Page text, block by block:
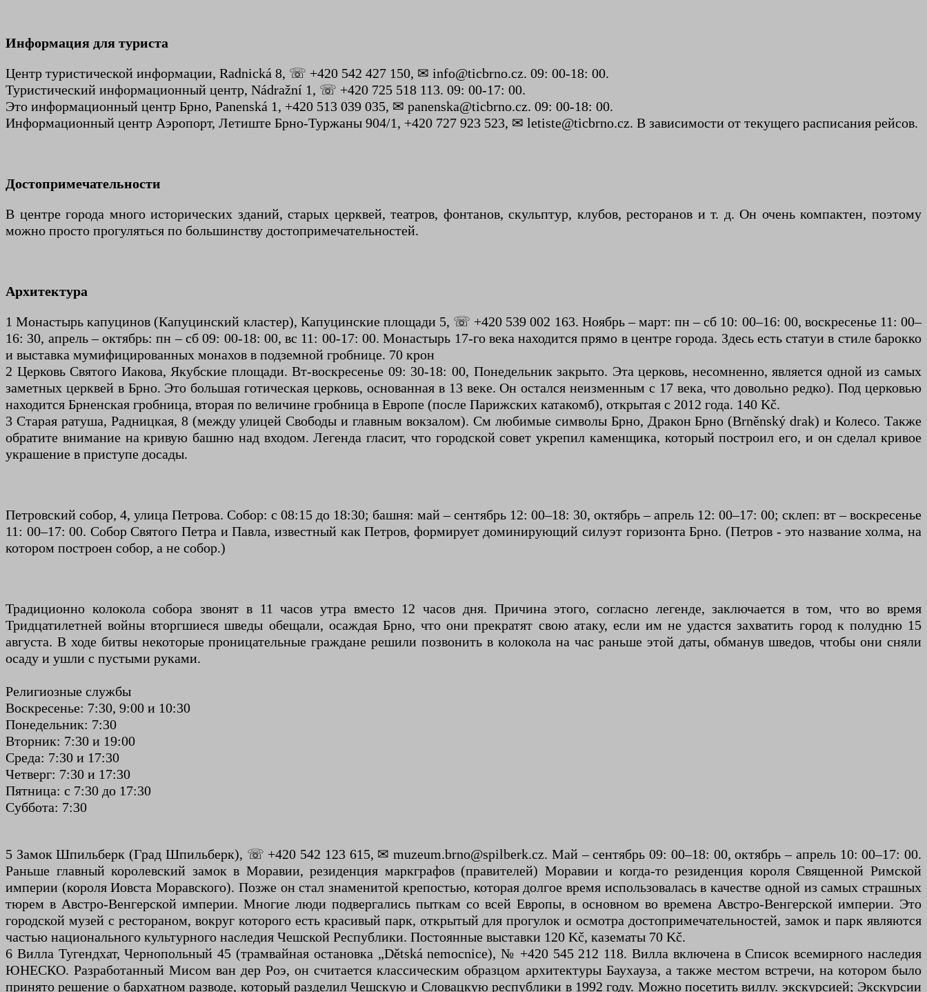
Информация для туриста
Центр туристической информации, Radnická 8, ☏ +420 542 427 150, ✉ info@ticbrno.cz. 09: 00-18: 00.
Туристический информационный центр, Nádražní 1, ☏ +420 725 518 113. 09: 00-17: 00.
Это информационный центр Брно, Panenská 1, +420 513 039 035, ✉ panenska@ticbrno.cz. 09: 00-18: 00.
Информационный центр Аэропорт, Летиште Брно-Туржаны 904/1, +420 727 923 523, ✉ letiste@ticbrno.cz. В зависимости от текущего расписания рейсов.
Достопримечательности
В центре города много исторических зданий, старых церквей, театров, фонтанов, скульптур, клубов, ресторанов и т. д. Он очень компактен, поэтому
можно просто прогуляться по большинству достопримечательностей.
Архитектура
1 Монастырь капуцинов (Капуцинский кластер), Капуцинские площади 5, ☏ +420 539 002 163. Ноябрь – март: пн – сб 10: 00–16: 00, воскресенье 11: 00–
16: 30, апрель – октябрь: пн – сб 09: 00-18: 00, вс 11: 00-17: 00. Монастырь 17-го века находится прямо в центре города. Здесь есть статуи в стиле барокко
и выставка мумифицированных монахов в подземной гробнице. 70 крон
2 Церковь Святого Иакова, Якубские площади. Вт-воскресенье 09: 30-18: 00, Понедельник закрыто. Эта церковь, несомненно, является одной из самых
заметных церквей в Брно. Это большая готическая церковь, основанная в 13 веке. Он остался неизменным с 17 века, что довольно редко). Под церковью
находится Брненская гробница, вторая по величине гробница в Европе (после Парижских катакомб), открытая с 2012 года. 140 Kč.
3 Старая ратуша, Радницкая, 8 (между улицей Свободы и главным вокзалом). См любимые символы Брно, Дракон Брно (Brněnský drak) и Колесо. Также
обратите внимание на кривую башню над входом. Легенда гласит, что городской совет укрепил каменщика, который построил его, и он сделал кривое
украшение в приступе досады.
Петровский собор, 4, улица Петрова. Собор: с 08:15 до 18:30; башня: май – сентябрь 12: 00–18: 30, октябрь – апрель 12: 00–17: 00; склеп: вт – воскресенье
11: 00–17: 00. Собор Святого Петра и Павла, известный как Петров, формирует доминирующий силуэт горизонта Брно. (Петров - это название холма, на
котором построен собор, а не собор.)
Традиционно колокола собора звонят в 11 часов утра вместо 12 часов дня. Причина этого, согласно легенде, заключается в том, что во время
Тридцатилетней войны вторгшиеся шведы обещали, осаждая Брно, что они прекратят свою атаку, если им не удастся захватить город к полудню 15
августа. В ходе битвы некоторые проницательные граждане решили позвонить в колокола на час раньше этой даты, обманув шведов, чтобы они сняли
осаду и ушли с пустыми руками.
Религиозные службы
Воскресенье: 7:30, 9:00 и 10:30
Понедельник: 7:30
Вторник: 7:30 и 19:00
Среда: 7:30 и 17:30
Четверг: 7:30 и 17:30
Пятница: с 7:30 до 17:30
Суббота: 7:30
5 Замок Шпильберк (Град Шпильберк), ☏ +420 542 123 615, ✉ muzeum.brno@spilberk.cz. Май – сентябрь 09: 00–18: 00, октябрь – апрель 10: 00–17: 00.
Раньше главный королевский замок в Моравии, резиденция маркграфов (правителей) Моравии и когда-то резиденция короля Священной Римской
империи (короля Иовста Моравского). Позже он стал знаменитой крепостью, которая долгое время использовалась в качестве одной из самых страшных
тюрем в Австро-Венгерской империи. Многие люди подвергались пыткам со всей Европы, в основном во времена Австро-Венгерской империи. Это
городской музей с рестораном, вокруг которого есть красивый парк, открытый для прогулок и осмотра достопримечательностей, замок и парк являются
частью национального культурного наследия Чешской Республики. Постоянные выставки 120 Kč, казематы 70 Kč.
6 Вилла Тугендхат, Чернопольный 45 (трамвайная остановка „Dětská nemocnice), № +420 545 212 118. Вилла включена в Список всемирного наследия
ЮНЕСКО. Разработанный Мисом ван дер Роэ, он считается классическим образцом архитектуры Баухауза, а также местом встречи, на котором было
принято решение о бархатном разводе, который разделил Чешскую и Словацкую республики в 1992 году. Можно посетить виллу. экскурсией; Экскурсии